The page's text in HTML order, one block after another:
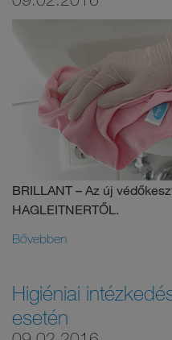
BRILLANT – Az új
HAGLEITNERTŐL.
Bővebben
Higiéniai
esetén